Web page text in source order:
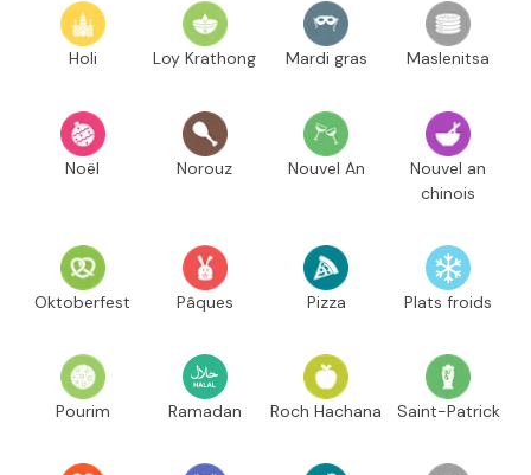
Holi Loy Krathong Mardi gras Maslenitsa
Noël Norouz Nouvel An
Nouvel an
chinois
Oktoberfest Pâques Pizza Plats froids
Pourim Ramadan Roch Hachana Saint-Patrick